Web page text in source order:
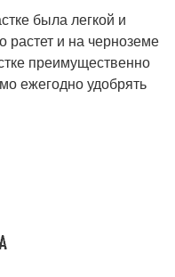
была легкой и
и на черноземе
преимущественно
ежегодно удобрять